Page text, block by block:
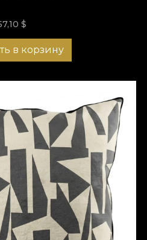
$
в корзину